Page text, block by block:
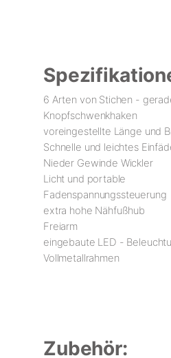
6 Arten von Stichen -
Knopfschwenkhaken
voreingestellte Länge und
Schnelle und leichtes
Nieder Gewinde Wickler
Licht und portable
Fadenspannungssteuerung
extra hohe Nähfußhub
Freiarm
eingebaute LED -
Vollmetallrahmen
Zubehör: